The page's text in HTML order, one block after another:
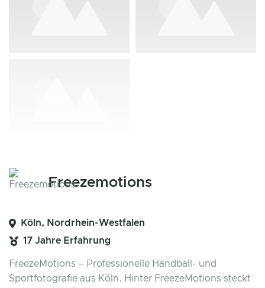
Freezemotions
Köln, Nordrhein-Westfalen
17 Jahre Erfahrung
FreezeMotions – Professionelle Handball- und
Sportfotografie aus Köln. Hinter FreezeMotions steckt